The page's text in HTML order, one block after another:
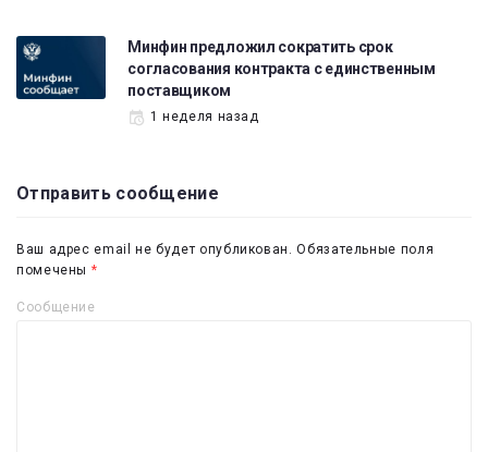
Минфин предложил сократить срок
согласования контракта с единственным
поставщиком
1 неделя назад
Отправить сообщение
Ваш адрес email не будет опубликован. Обязательные поля
помечены *
Сообщение